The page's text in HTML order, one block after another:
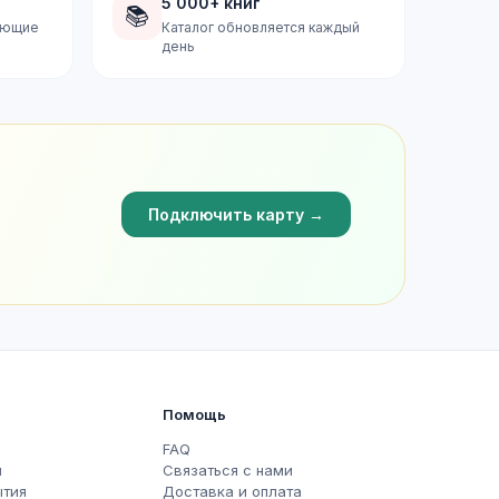
📚
Каталог обновляется каждый
день
Подключить карту →
Помощь
FAQ
Связаться с нами
Доставка и оплата